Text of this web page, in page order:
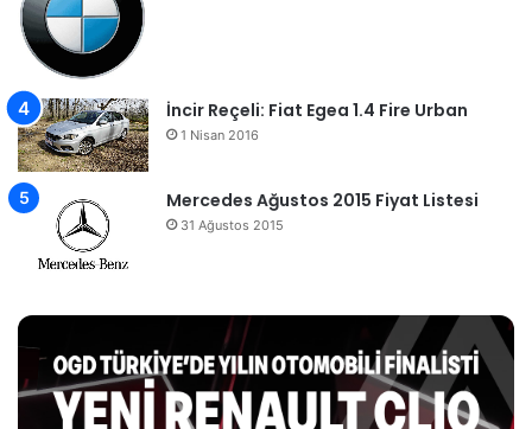
İncir Reçeli: Fiat Egea 1.4 Fire Urban
1 Nisan 2016
Mercedes Ağustos 2015 Fiyat Listesi
31 Ağustos 2015